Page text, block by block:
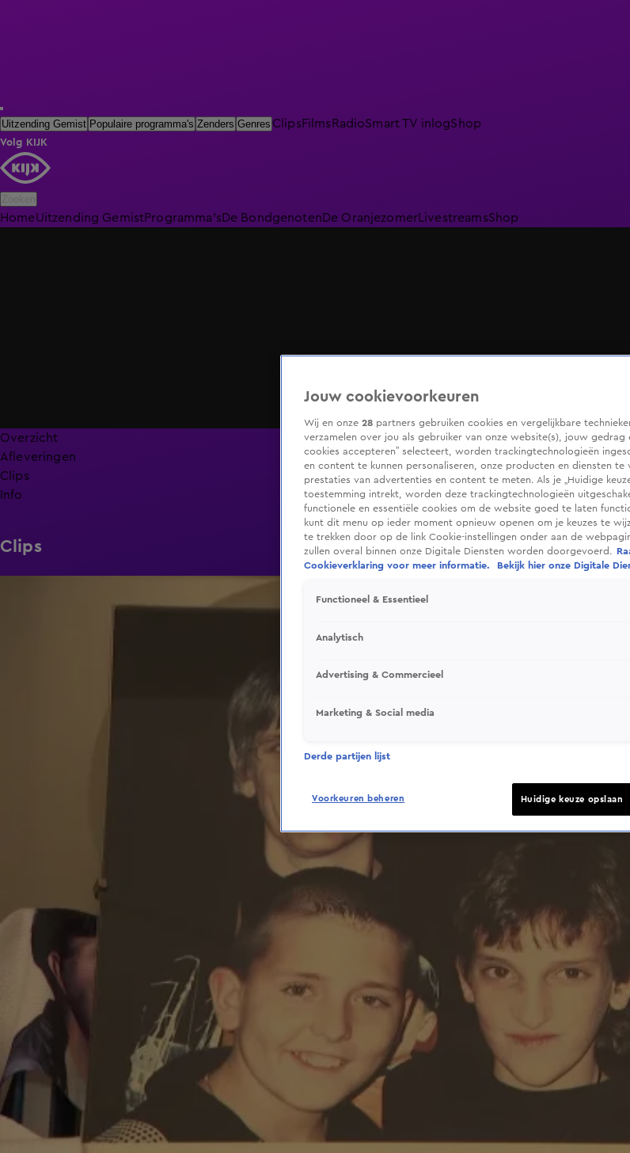
Uitzending Gemist Populaire programma's Zenders Genres ClipsFilmsRadioSmart TV inlogShop
Volg KIJK
HomeUitzending GemistProgramma'sDe BondgenotenDe Oranjezomer LivestreamsShop
Overzicht
Afleveringen
Clips
Info
Clips
Jouw cookievoorkeuren
Wij en onze 28 partners gebruiken cookies en vergelijkbare
verzamelen over jou als gebruiker van onze website(s), jouw gedrag
cookies accepteren” selecteert, worden trackingtechnologieën
en content te kunnen personaliseren, onze producten en diensten te
prestaties van advertenties en content te meten. Als je „Huidige
toestemming intrekt, worden deze trackingtechnologieën
functionele en essentiële cookies om de website goed te laten
kunt dit menu op ieder moment opnieuw openen om je keuzes te
te trekken door op de link Cookie-instellingen onder aan de
zullen overal binnen onze Digitale Diensten worden doorgevoerd.
Cookieverklaring voor meer informatie.
Bekijk hier onze Digitale
Functioneel & Essentieel
Analytisch
Advertising & Commercieel
Marketing & Social media
Derde partijen lijst
Voorkeuren beheren Huidige keuze opslaan